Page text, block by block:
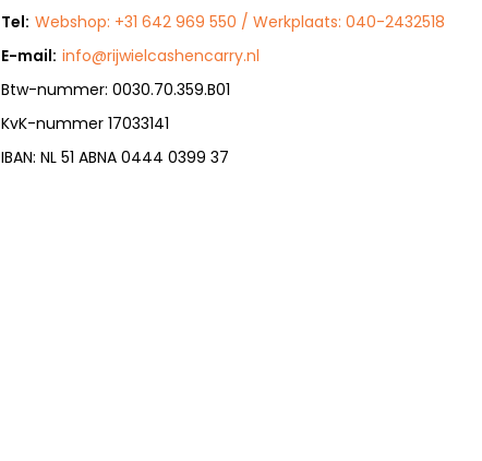
Tel: Webshop: +31 642 969 550 / Werkplaats: 040-2432518
E-mail: info@rijwielcashencarry.nl
Btw-nummer: 0030.70.359.B01
KvK-nummer 17033141
IBAN: NL 51 ABNA 0444 0399 37